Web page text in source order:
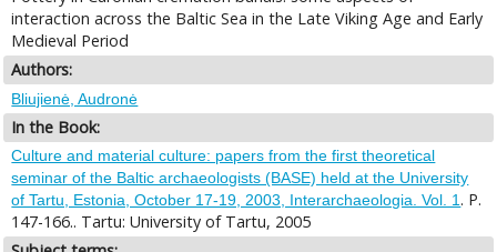
interaction across the Baltic Sea in the Late Viking Age and Early
Medieval Period
Authors:
Bliujienė, Audronė
In the Book:
Culture and material culture: papers from the first theoretical
seminar of the Baltic archaeologists (BASE) held at the University
of Tartu, Estonia, October 17-19, 2003, Interarchaeologia. Vol. 1. P.
147-166.. Tartu: University of Tartu, 2005